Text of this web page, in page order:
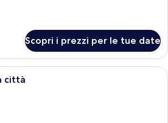
Scopri i prezzi per le tue date
Camera, terrazzo, vista città |
città